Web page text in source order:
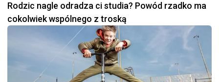
Rodzic nagle odradza ci studia? Powód rzadko ma
cokolwiek wspólnego z troską